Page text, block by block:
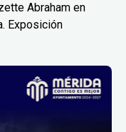
Abraham en
Exposición